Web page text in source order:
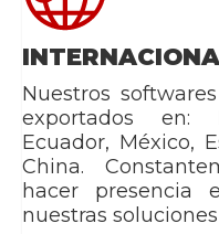
Nuestros
exportados en:
Ecuador, México,
China.
hacer
nuestras